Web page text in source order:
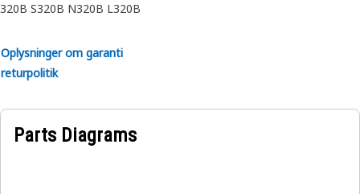
320B S320B N320B L320B
Oplysninger om garanti
returpolitik
Parts Diagrams